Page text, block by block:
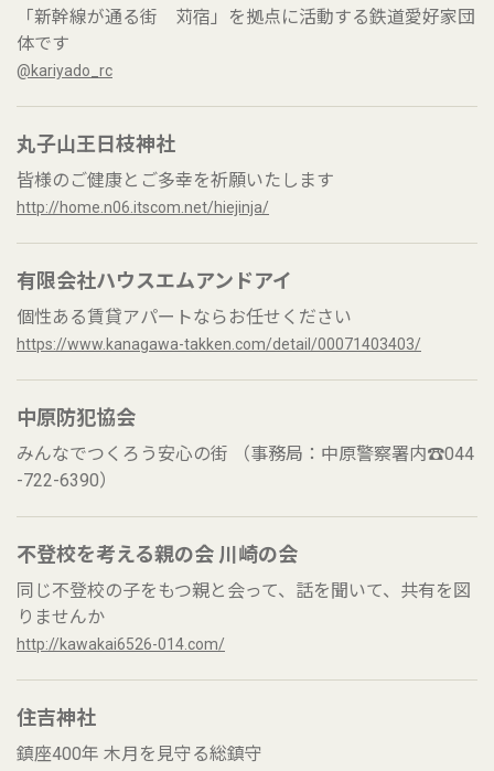
「新幹線が通る街 苅宿」を拠点に活動する鉄道愛好家団
体です
@kariyado_rc
丸子山王日枝神社
皆様のご健康とご多幸を祈願いたします
http://home.n06.itscom.net/hiejinja/
有限会社ハウスエムアンドアイ
個性ある賃貸アパートならお任せください
https://www.kanagawa-takken.com/detail/00071403403/
中原防犯協会
みんなでつくろう安心の街 （事務局：中原警察署内☎044
-722-6390）
不登校を考える親の会 川崎の会
同じ不登校の子をもつ親と会って、話を聞いて、共有を図
りませんか
http://kawakai6526-014.com/
住吉神社
鎮座400年 木月を見守る総鎮守